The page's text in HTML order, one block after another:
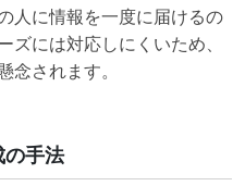
人に情報を一度に届けるの
ズには対応しにくいため、
念されます。
の手法